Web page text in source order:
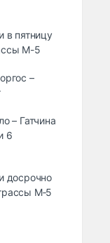
в пятницу
М-5
–
– Гатчина
6
досрочно
М‑5